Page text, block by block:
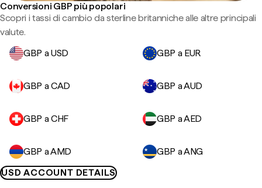
Conversioni GBP più popolari
Scopri i tassi di cambio da sterline britanniche alle altre principali
valute.
GBP a USD
GBP a EUR
GBP a CAD GBP a AUD
GBP a CHF GBP a AED
GBP a AMD
GBP a ANG
USD ACCOUNT DETAILS